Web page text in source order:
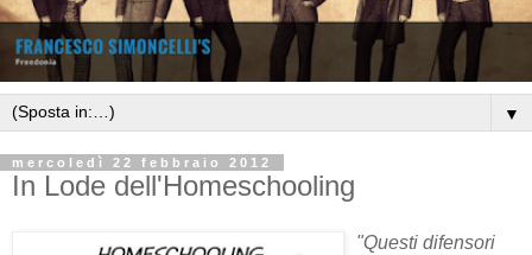
▼
mercoledì 22 febbraio 2012
In Lode dell'Homeschooling
"Questi difensori